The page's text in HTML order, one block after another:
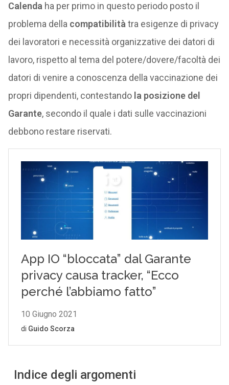
Calenda ha per primo in questo periodo posto il
problema della compatibilità tra esigenze di privacy
dei lavoratori e necessità organizzative dei datori di
lavoro, rispetto al tema del potere/dovere/facoltà dei
datori di venire a conoscenza della vaccinazione dei
propri dipendenti, contestando la posizione del
Garante, secondo il quale i dati sulle vaccinazioni
debbono restare riservati.
Indice degli argomenti